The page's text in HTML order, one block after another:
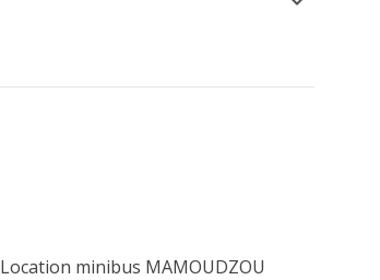
Location minibus MAMOUDZOU